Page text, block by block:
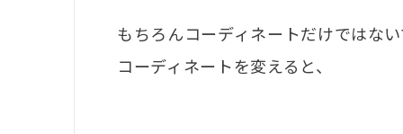
もちろんコーディネートだけではな
コーディネートを変えると、